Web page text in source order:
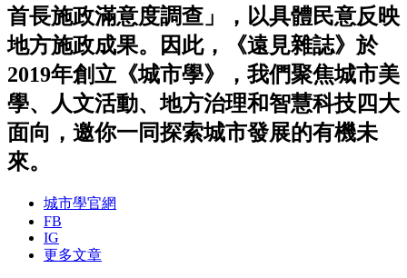
首長施政滿意度調查」，以具體民意反映
地方施政成果。因此，《遠見雜誌》於
2019年創立《城市學》，我們聚焦城市美
學、人文活動、地方治理和智慧科技四大
面向，邀你一同探索城市發展的有機未
來。
城市學官網
FB
IG
更多文章